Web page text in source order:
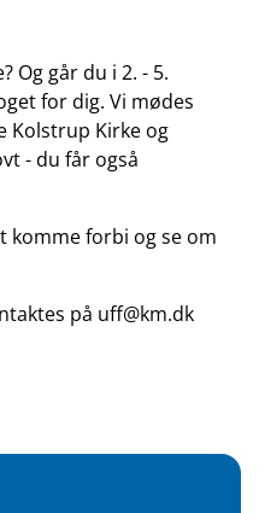
går du i 2. - 5.
for dig. Vi mødes
Kolstrup Kirke og
- du får også
komme forbi og se om
på uff@km.dk